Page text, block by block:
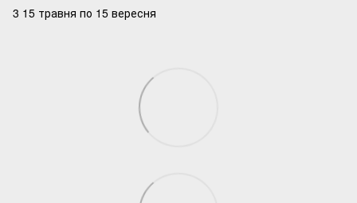
3 15 травня по 15 вересня